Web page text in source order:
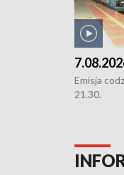
Emisja
21.30.